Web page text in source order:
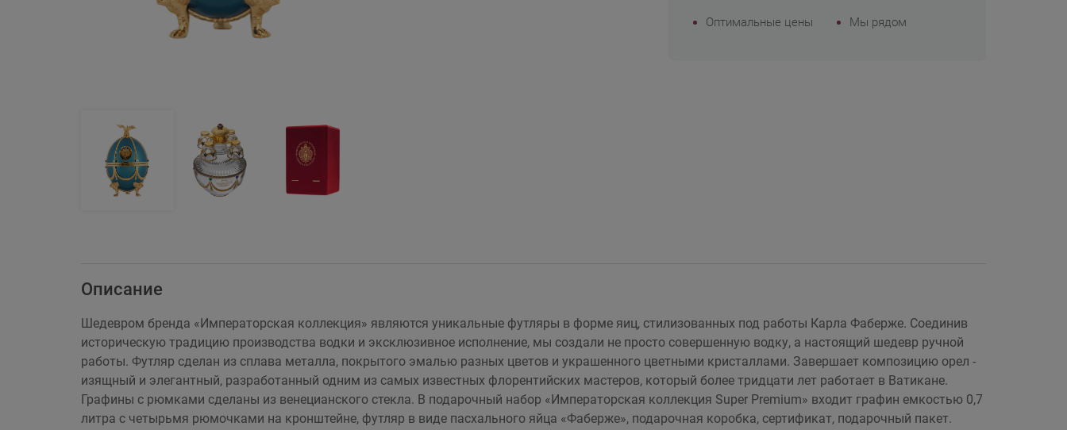
Оптимальные цены Мы рядом
Описание
Шедевром бренда «Императорская коллекция» являются уникальные футляры в форме яиц, стилизованных под работы Карла Фаберже. Соединив
историческую традицию производства водки и эксклюзивное исполнение, мы создали не просто совершенную водку, а настоящий шедевр ручной
работы. Футляр сделан из сплава металла, покрытого эмалью разных цветов и украшенного цветными кристаллами. Завершает композицию орел -
изящный и элегантный, разработанный одним из самых известных флорентийских мастеров, который более тридцати лет работает в Ватикане.
Графины с рюмками сделаны из венецианского стекла. В подарочный набор «Императорская коллекция Super Premium» входит графин емкостью 0,7
литра с четырьмя рюмочками на кронштейне, футляр в виде пасхального яйца «Фаберже», подарочная коробка, сертификат, подарочный пакет.